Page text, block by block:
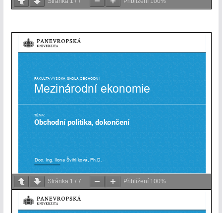
Stránka 1 / 7 Přiblížení 100%